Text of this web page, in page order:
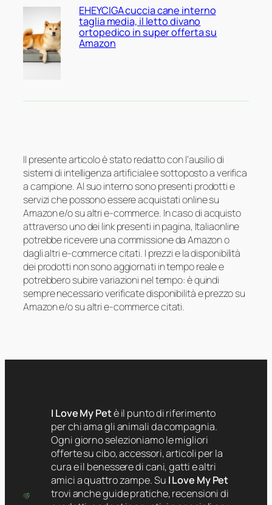
EHEYCIGA cuccia cane interno
taglia media, il letto divano
ortopedico in super offerta su
Amazon
Il presente articolo è stato redatto con l’ausilio di
sistemi di intelligenza artificiale e sottoposto a verifica
a campione. Al suo interno sono presenti prodotti e
servizi che possono essere acquistati online su
Amazon e/o su altri e-commerce. In caso di acquisto
attraverso uno dei link presenti in pagina, Italiaonline
potrebbe ricevere una commissione da Amazon o
dagli altri e-commerce citati. I prezzi e la disponibilità
dei prodotti non sono aggiornati in tempo reale e
potrebbero subire variazioni nel tempo: è quindi
sempre necessario verificate disponibilità e prezzo su
Amazon e/o su altri e-commerce citati.
I Love My Petè il punto di riferimento
per chi ama gli animali da compagnia.
Ogni giorno selezioniamo le migliori
offerte su cibo, accessori, articoli per la
cura e il benessere di cani, gatti e altri
amici a quattro zampe. Su I Love My Pet
trovi anche guide pratiche, recensioni di